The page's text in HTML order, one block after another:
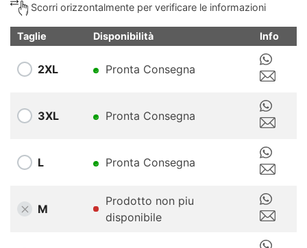
Scorri orizzontalmente per verificare le informazioni
Taglie Disponibilità Info
2XL Pronta Consegna
3XL Pronta Consegna
L Pronta Consegna
M
Prodotto non piu
disponibile